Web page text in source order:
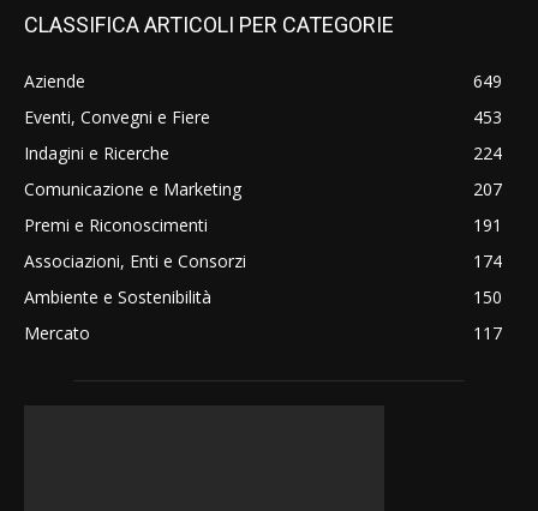
CLASSIFICA ARTICOLI PER CATEGORIE
Aziende
649
Eventi, Convegni e Fiere
453
Indagini e Ricerche
224
Comunicazione e Marketing
207
Premi e Riconoscimenti
191
Associazioni, Enti e Consorzi
174
Ambiente e Sostenibilità
150
Mercato
117